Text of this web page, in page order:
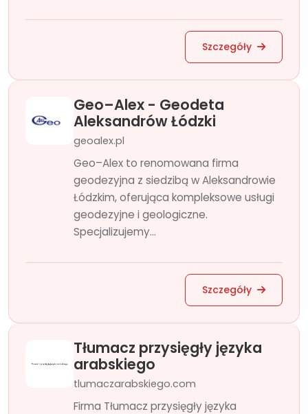
Szczegóły
Geo–Alex - Geodeta
Aleksandrów Łódzki
geoalex.pl
Geo–Alex to renomowana firma
geodezyjna z siedzibą w Aleksandrowie
Łódzkim, oferująca kompleksowe usługi
geodezyjne i geologiczne.
Specjalizujemy...
Szczegóły
Tłumacz przysięgły języka
arabskiego
tlumaczarabskiego.com
Firma Tłumacz przysięgły języka